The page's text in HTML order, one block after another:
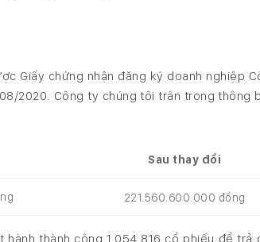
Giấy chứng nhận đăng ký doanh nghiệp
2020. Công ty chúng tôi trân trọng thông
Sau thay đổi
221.560.600.000 đồng
hành thành công 1.054.816 cổ phiếu để trả